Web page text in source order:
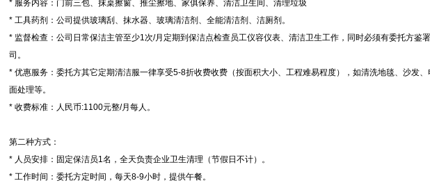
* 服务内容：门前三包、抹桌擦窗、推尘擦地、家俱保养、清洁卫生间、清理垃圾
* 工具药剂：公司提供玻璃刮、抹水器、玻璃清洁剂、全能清洁剂、洁厕剂。
* 监督检查：公司日常保洁主管至少1次/月定期到保洁点检查员工仪容仪表、清洁卫生工作，同时必须有委托方鉴
司。
* 优惠服务：委托方其它定期清洁服一律享受5-8折收费收费（按面积大小、工程难易程度），如清洗地毯、沙发
面处理等。
* 收费标准：人民币:1100元整/月每人。
第二种方式：
* 人员安排：固定保洁员1名，全天负责企业卫生清理（节假日不计）。
* 工作时间：委托方定时间，每天8-9小时，提供午餐。